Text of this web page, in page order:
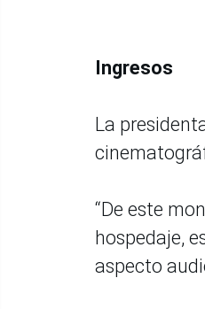
Ingresos
La
“De este
hospedaje,
aspecto